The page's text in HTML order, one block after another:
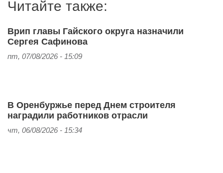
Читайте также:
Врип главы Гайского округа назначили
Сергея Сафинова
пт, 07/08/2026 - 15:09
В Оренбуржье перед Днем строителя
наградили работников отрасли
чт, 06/08/2026 - 15:34